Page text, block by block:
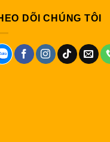
DÕI CHÚNG TÔI